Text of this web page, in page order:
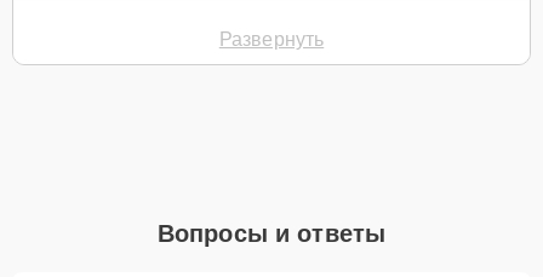
Механическое повреждение
Износ изоляции
301-53-70 или оставитьЗаявку на сайте. Специалист свяжется с
вами в течение минуты для уточнения деталей и записи на
Развернуть
Вопросы и ответы